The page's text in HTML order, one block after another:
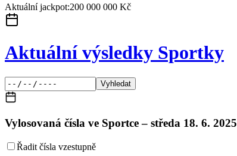
Aktuální jackpot:200 000 000 Kč
Aktuální výsledky Sportky
Vyhledat
Vylosovaná čísla ve Sportce – středa 18. 6. 2025
Řadit čísla vzestupně